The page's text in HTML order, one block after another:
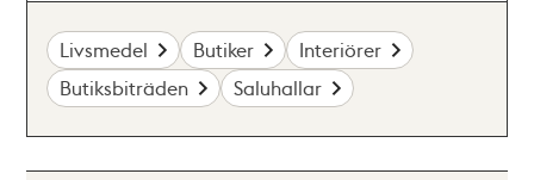
Livsmedel Butiker
Interiörer
Butiksbiträden
Saluhallar